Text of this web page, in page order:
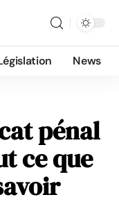
News
pénal
ce que